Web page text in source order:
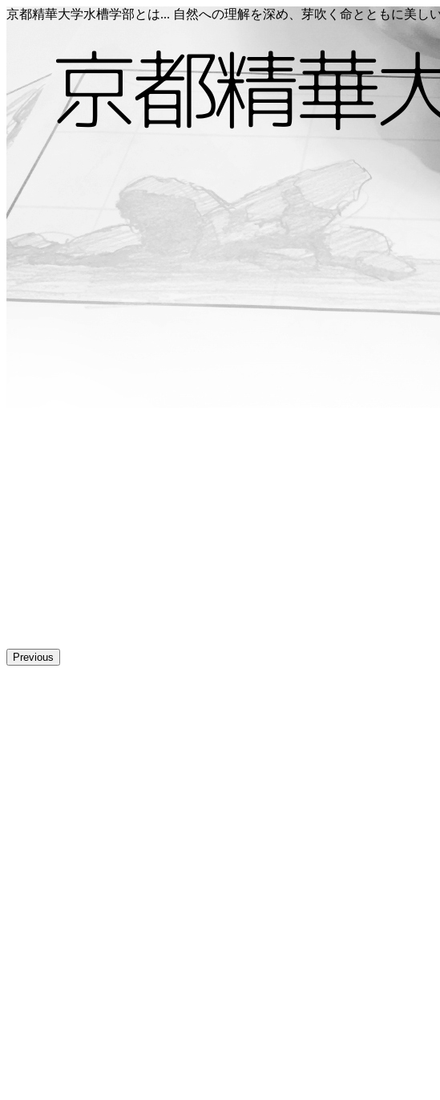
京都精華大学水槽学部とは... 自然への理解を深め、芽吹く命とともに美し
Previous